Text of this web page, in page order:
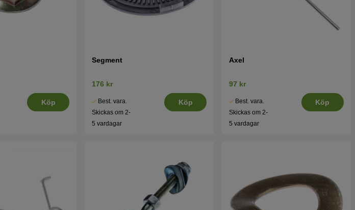
Köp
Segment
176 kr
Best. vara.
Skickas om 2-
5 vardagar
Köp
Axel
97 kr
Best. vara.
Skickas om 2-
5 vardagar
Köp